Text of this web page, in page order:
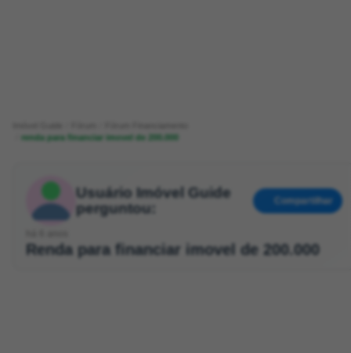
renda para financiar imovel de 200.000
Usuário Imóvel Guide
perguntou:
Compartilhar
Renda para financiar imovel de 200.000